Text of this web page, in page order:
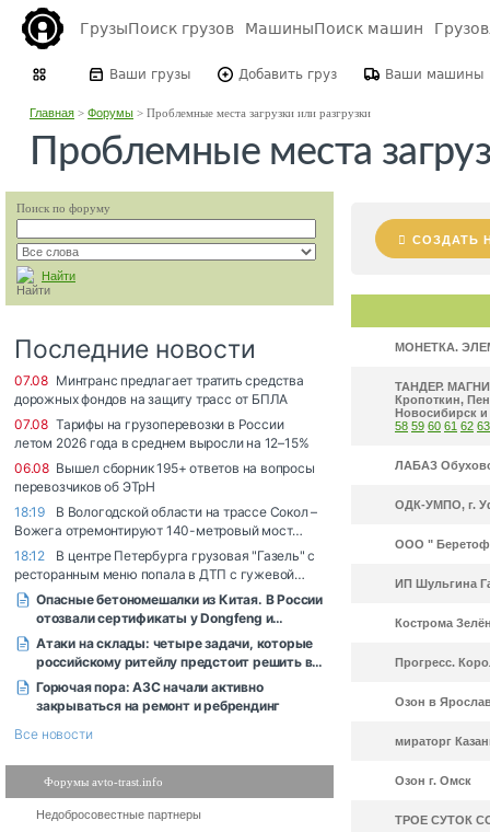
ГрузыПоиск грузов МашиныПоиск машин
Ваши грузы Добавить груз Ваши машины
Проблемные места
Главная > Форумы > Проблемные места загрузки или разгрузки
Поиск по форуму
Найти
Форумы avto-trast.info
Недобросовестные партнеры
СОЗДАТЬ
МОНЕТКА.
ТАНДЕР.
Кропоткин,
Новосибирск и
58 59 60 61 62 63
ЛАБАЗ
ОДК-УМПО, г.
ООО "
ИП Шульгина
Кострома
Прогресс.
Озон в
мираторг
Озон г. Омск
ТРОЕ СУТОК